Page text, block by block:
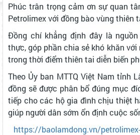
Phúc trân trọng cảm ơn sự quan
Petrolimex với đồng bào vùng thiên
Đồng chí khẳng định đây là
thực, góp phần chia sẻ khó khăn
trong thời điểm thiên tai diễn biến
Theo Ủy ban MTTQ Việt Nam tỉnh
đồng sẽ được phân bổ đúng mục
tiếp cho các hộ gia đình chịu thiệt
giúp người dân sớm ổn định cuộc
https://baolamdong.vn/